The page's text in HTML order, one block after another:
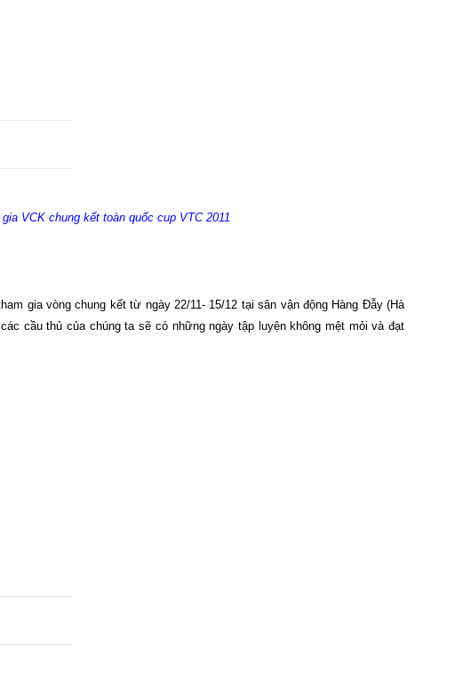
VCK chung kết toàn quốc cup VTC 2011
gia vòng chung kết từ ngày 22/11- 15/12 tại sân vận động Hàng Đẫy (Hà
cầu thủ của chúng ta sẽ có những ngày tập luyện không mệt mỏi và đạt